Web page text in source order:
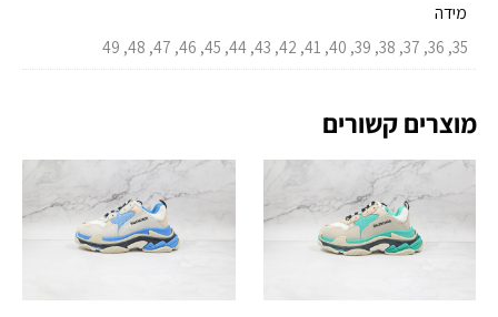
מידה
35, 36, 37, 38, 39, 40, 41, 42, 43, 44, 45, 46, 47, 48, 49
מוצרים קשורים